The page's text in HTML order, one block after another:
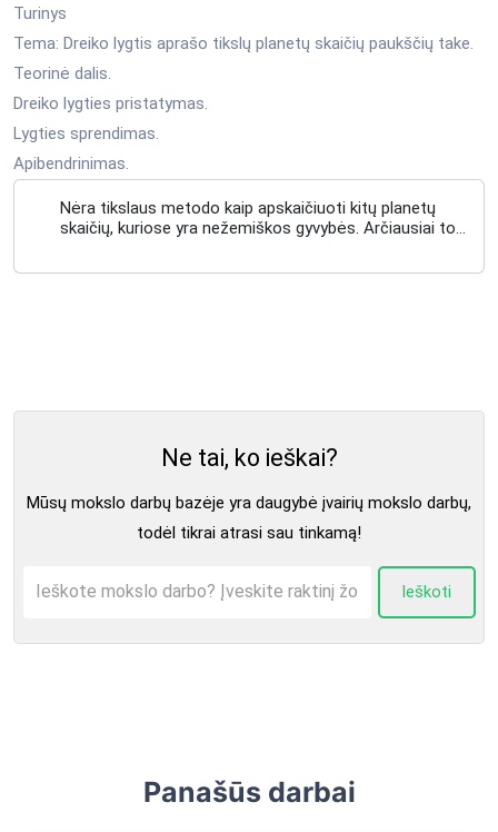
Turinys
Tema: Dreiko lygtis aprašo tikslų planetų skaičių paukščių take.
Teorinė dalis.
Dreiko lygties pristatymas.
Lygties sprendimas.
Apibendrinimas.
Nėra tikslaus metodo kaip apskaičiuoti kitų planetų
skaičių, kuriose yra nežemiškos gyvybės. Arčiausiai to
Jis sukūrė Dreiko lygtį, kuria bandoma apskaičiuoti
susijungti į gyvą organizmą (abiogenezė) ir laikas.
kadangi dauguma turimų duomenų yra paprasčiausiai
spekuliacijos. Bet kosmoso pažinime ši formulė
Ne tai, ko ieškai?
Mūsų mokslo darbų bazėje yra daugybė įvairių mokslo darbų,
todėl tikrai atrasi sau tinkamą!
Ieškoti
Panašūs darbai